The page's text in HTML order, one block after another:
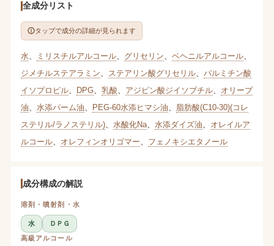
全成分リスト
タップで成分の詳細が見られます
水 ミリスチルアルコール、 グリセリン ベヘニルアルコール、
ジメチルステアラミン
ステアリン酸グリセリル、 パルミチン酸
イソプロピル、 DPG、 乳酸 アジピン酸ジイソブチル、 オリーブ
油
水添パーム油 PEG-60水添ヒマシ油
脂肪酸(C10-30)(コレ
ステリル/ラノステリル)、 水酸化Na、 水添ダイズ油
オレイルア
ルコール、 オレフィンオリゴマー フェノキシエタノール
成分構成の解説
溶剤・噴射剤・水
水
ＤＰＧ
高級アルコール